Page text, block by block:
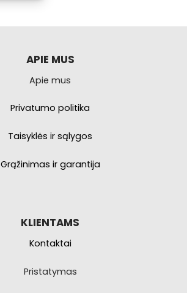
APIE MUS
Apie mus
Privatumo politika
Taisyklės ir sąlygos
Grąžinimas ir garantija
KLIENTAMS
Kontaktai
Pristatymas